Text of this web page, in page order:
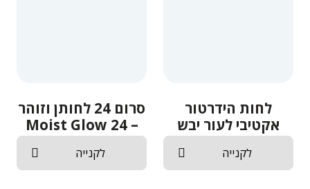
לחות הידרטור
אקטיבי לעור יבש
מאוד
לקנייה
סרום 24 לחותן וזוהר
– 24 Moist Glow
Serum
לקנייה